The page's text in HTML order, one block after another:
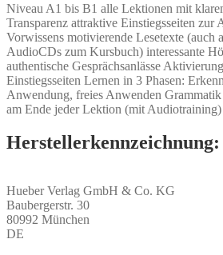
Niveau A1 bis B1 alle Lektionen mit
Transparenz attraktive Einstiegsseiten zur
Vorwissens motivierende Lesetexte (auch
AudioCDs zum Kursbuch) interessante
authentische Gesprächsanlässe
Einstiegsseiten Lernen in 3 Phasen:
Anwendung, freies Anwenden
am Ende jeder Lektion (mit Audiotraining)
Herstellerkennzeichnung:
Hueber Verlag GmbH & Co. KG
Baubergerstr. 30
80992 München
DE